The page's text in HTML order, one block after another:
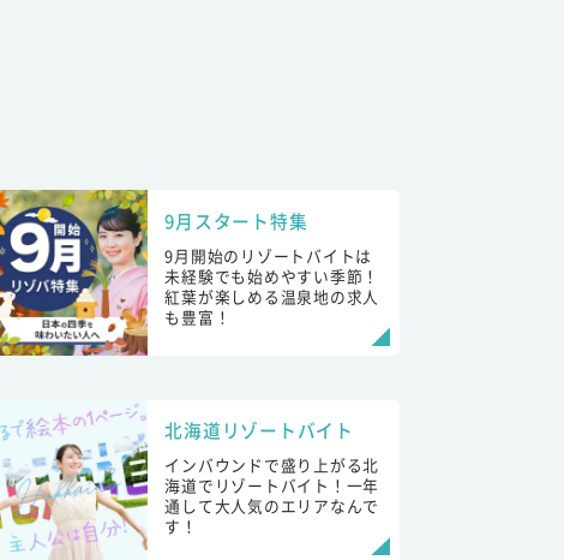
9月スタート特集
9月開始のリゾートバイトは
未経験でも始めやすい季節！
紅葉が楽しめる温泉地の求人
も豊富！
北海道リゾートバイト
インバウンドで盛り上がる北
海道でリゾートバイト！一年
通して大人気のエリアなんで
す！